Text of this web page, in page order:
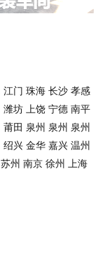
江门 珠海 长沙 孝感
潍坊 上饶 宁德 南平
莆田 泉州 泉州 泉州
绍兴 金华 嘉兴 温州
苏州 南京 徐州 上海